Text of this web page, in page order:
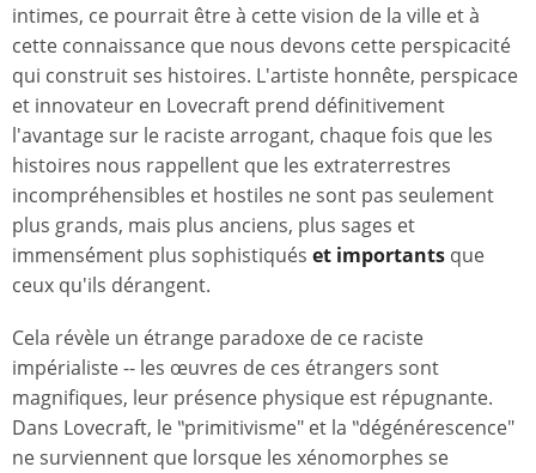
intimes, ce pourrait être à cette vision de la ville et à
cette connaissance que nous devons cette perspicacité
qui construit ses histoires. L'artiste honnête, perspicace
et innovateur en Lovecraft prend définitivement
l'avantage sur le raciste arrogant, chaque fois que les
histoires nous rappellent que les extraterrestres
incompréhensibles et hostiles ne sont pas seulement
plus grands, mais plus anciens, plus sages et
immensément plus sophistiqués et importants que
ceux qu'ils dérangent.
Cela révèle un étrange paradoxe de ce raciste
impérialiste -- les œuvres de ces étrangers sont
magnifiques, leur présence physique est répugnante.
Dans Lovecraft, le ‶primitivisme″ et la ‶dégénérescence″
ne surviennent que lorsque les xénomorphes se